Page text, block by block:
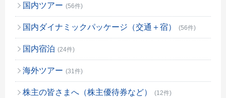
国内ツアー (56件)
国内ダイナミックパッケージ（交通＋宿） (56件)
国内宿泊 (24件)
海外ツアー (31件)
株主の皆さまへ（株主優待券など） (12件)